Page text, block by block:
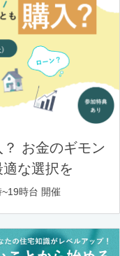
お金のギモン
な選択を
時台 開催